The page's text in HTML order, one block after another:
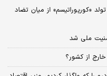
«کورپوراتیسم» از میان تضاد
ملی شد
از کشور؟